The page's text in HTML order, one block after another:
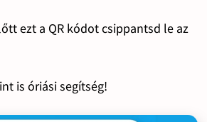
ezt a QR kódot csippantsd le az
is óriási segítség!